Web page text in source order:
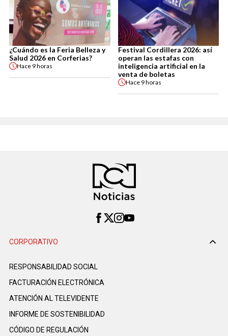
¿Cuándo es la Feria Belleza y
Salud 2026 en Corferias?
Hace 9 horas
Festival Cordillera 2026: así
operan las estafas con
inteligencia artificial en la
venta de boletas
Hace 9 horas
CORPORATIVO
RESPONSABILIDAD SOCIAL
FACTURACIÓN ELECTRÓNICA
ATENCIÓN AL TELEVIDENTE
INFORME DE SOSTENIBILIDAD
CÓDIGO DE REGULACIÓN